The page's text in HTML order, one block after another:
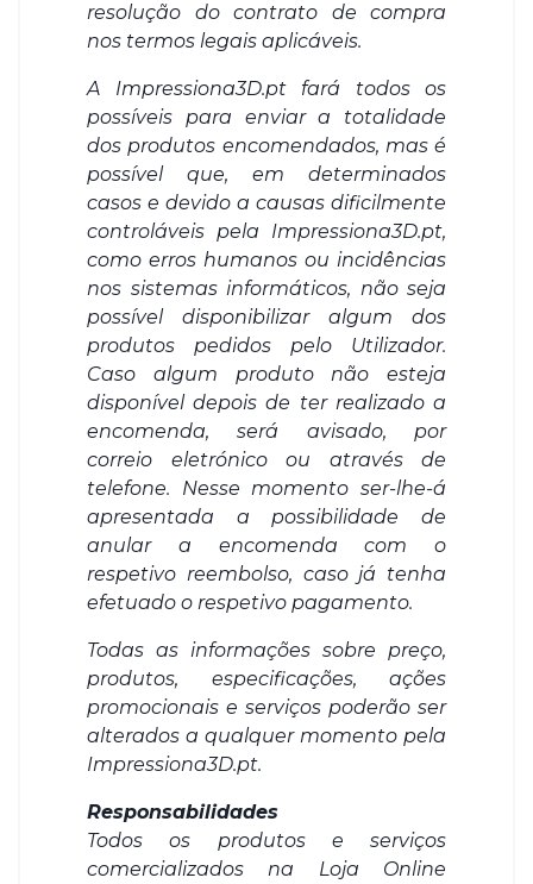
resolução do contrato de compra
nos termos legais aplicáveis.
A Impressiona3D.pt fará todos os
possíveis para enviar a totalidade
dos produtos encomendados, mas é
possível que, em determinados
casos e devido a causas dificilmente
controláveis pela Impressiona3D.pt,
como erros humanos ou incidências
nos sistemas informáticos, não seja
possível disponibilizar algum dos
produtos pedidos pelo Utilizador.
Caso algum produto não esteja
disponível depois de ter realizado a
encomenda, será avisado, por
correio eletrónico ou através de
telefone. Nesse momento ser-lhe-á
apresentada a possibilidade de
anular a encomenda com o
respetivo reembolso, caso já tenha
efetuado o respetivo pagamento.
Todas as informações sobre preço,
produtos, especificações, ações
promocionais e serviços poderão ser
alterados a qualquer momento pela
Impressiona3D.pt.
Responsabilidades
Todos os produtos e serviços
comercializados na Loja Online